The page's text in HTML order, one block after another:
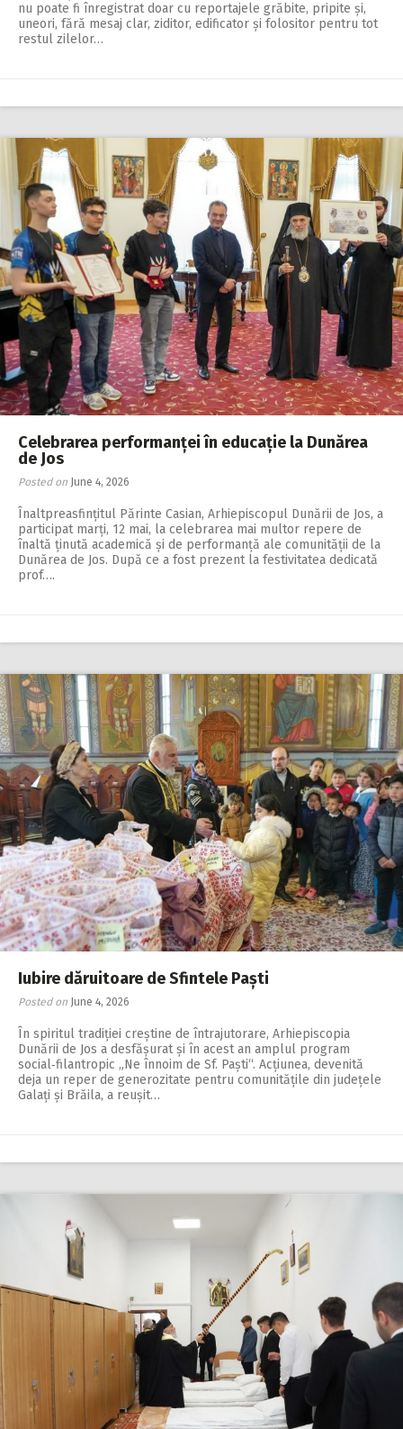
nu poate fi înregistrat doar cu reportajele grăbite, pripite și,
uneori, fără mesaj clar, ziditor, edificator și folositor pentru tot
restul zilelor…
Celebrarea performanței în educație la Dunărea
de Jos
Posted on June 4, 2026
Înaltpreasfințitul Părinte Casian, Arhiepiscopul Dunării de Jos, a
participat marți, 12 mai, la celebrarea mai multor repere de
înaltă ținută academică și de performan­ță ale comunității de la
Dunărea de Jos. După ce a fost prezent la festivitatea dedicată
prof….
Iubire dăruitoare de Sfintele Paști
Posted on June 4, 2026
În spiritul tradiției creș­tine de întrajutorare, Ar­hiepis­copia
Dunării de Jos a desfășurat și în acest an amplul program
social‑filantropic „Ne înnoim de Sf. Paști“. Acțiunea, devenită
deja un reper de generozitate pentru comunitățile din județele
Galați și Brăila, a reușit…